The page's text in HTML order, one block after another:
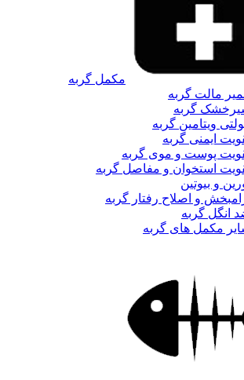
مکمل گربه
مالت گربه
گربه
ویتامین گربه
ایمنی گربه
پوست و موی گربه
استخوان و مفاصل گربه
و بیوتین
و اصلاح رفتار گربه
انگل گربه
مکمل های گربه